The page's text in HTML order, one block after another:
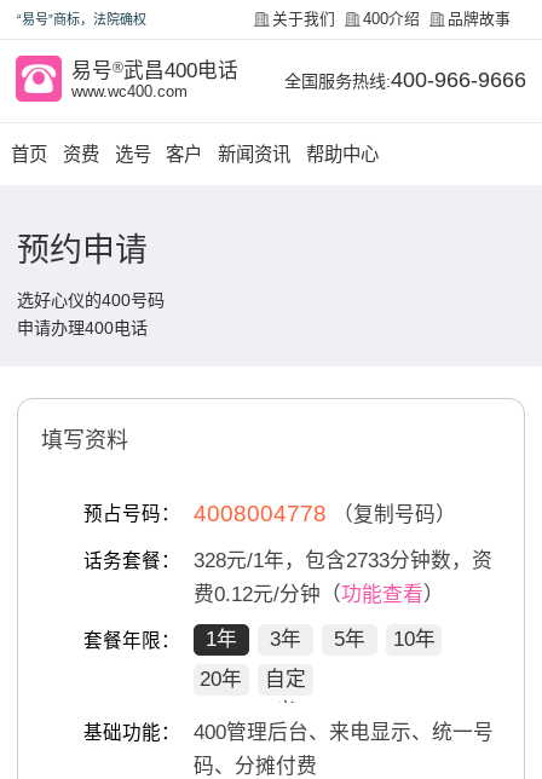
“易号”商标，法院确权 关于我们 400介绍 品牌故事
易号®武昌400电话
www.wc400.com
全国服务热线:400-966-9666
首页 资费 选号 客户 新闻资讯 帮助中心
预约申请
选好心仪的400号码
申请办理400电话
填写资料
预占号码： 4008004778 （复制号码）
话务套餐： 328元/1年，包含2733分钟数，资
费0.12元/分钟（功能查看）
套餐年限： 1年 3年 5年
10年
20年
自定
义
基础功能：
400管理后台、来电显示、统一号
码、分摊付费